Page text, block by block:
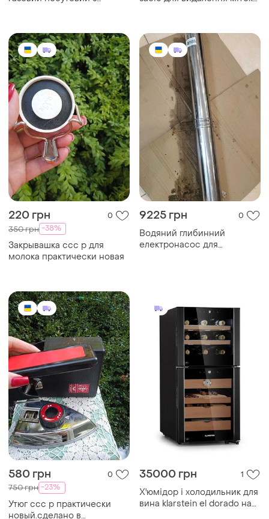
4.2.виробник: акціонерне
товариство "машзавод".
220 грн 0
350 грн -38%
Закрывашка ссс р для
молока практически новая
9225 грн 0
Водяний глибинний
електронасос для
580 грн 0
750 грн -23%
Утюг ссс р практически
новый.сделано в
35000 грн 1
Х'юмідор і холодильник для
вина klarstein el dorado на